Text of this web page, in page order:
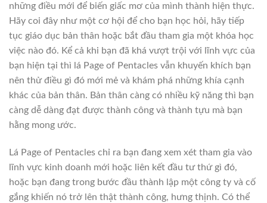
những điều mới để biến giấc mơ của mình thành hiện thực.
Hãy coi đây như một cơ hội để cho bạn học hỏi, hãy tiếp
tục giáo dục bản thân hoặc bắt đầu tham gia một khóa học
việc nào đó. Kể cả khi bạn đã khá vượt trội với lĩnh vực của
bạn hiện tại thì lá Page of Pentacles vẫn khuyến khích bạn
nên thử điều gì đó mới mẻ và khám phá những khía cạnh
khác của bản thân. Bản thân càng có nhiều kỹ năng thì bạn
càng dễ dàng đạt được thành công và thành tựu mà bạn
hằng mong ước.
Lá Page of Pentacles chỉ ra bạn đang xem xét tham gia vào
lĩnh vực kinh doanh mới hoặc liên kết đầu tư thứ gì đó,
hoặc bạn đang trong bước đầu thành lập một công ty và cố
gắng khiến nó trở lên thật thành công, hưng thịnh. Có thể